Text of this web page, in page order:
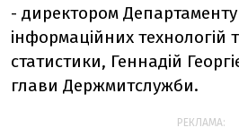
- директором
інформаційних технологій
статистики, Геннадій
глави Держмитслужби.
РЕКЛАМА: